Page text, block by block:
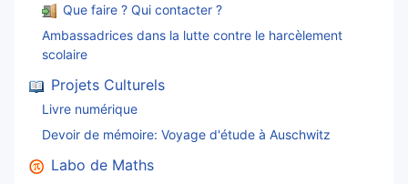
Que faire ? Qui contacter ?
Ambassadrices dans la lutte contre le harcèlement
scolaire
Projets Culturels
Livre numérique
Devoir de mémoire: Voyage d'étude à Auschwitz
Labo de Maths